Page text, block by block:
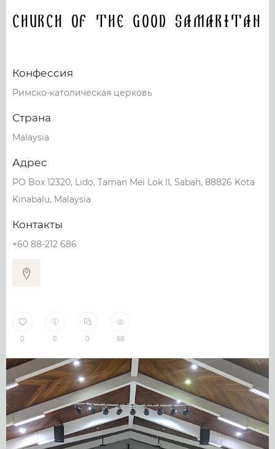
Church Of The Good Samaritan
Конфессия
Римско-католическая церковь
Страна
Malaysia
Адрес
PO Box 12320, Lido, Taman Mei Lok II, Sabah, 88826 Kota
Kinabalu, Malaysia
Контакты
+60 88-212 686
0 0 0 68